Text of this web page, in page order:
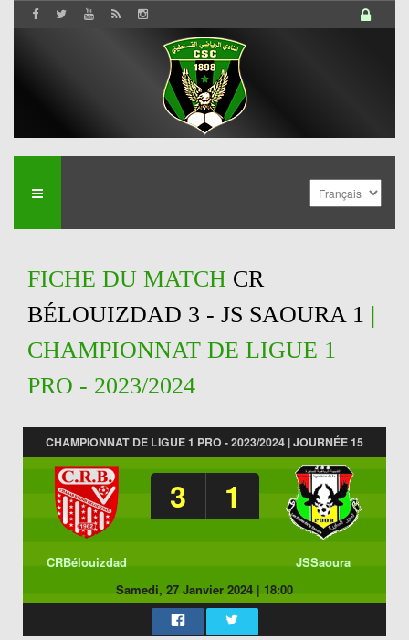
FICHE DU MATCH CR
BÉLOUIZDAD 3 - JS SAOURA 1 |
CHAMPIONNAT DE LIGUE 1
PRO - 2023/2024
CHAMPIONNAT DE LIGUE 1 PRO - 2023/2024 | JOURNÉE 15
3 1
CRBélouizdad
JSSaoura
Samedi, 27 Janvier 2024 | 18:00